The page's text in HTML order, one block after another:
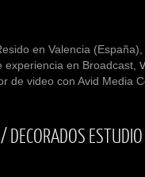
en Valencia
en Broadcast,
video con Avid Media